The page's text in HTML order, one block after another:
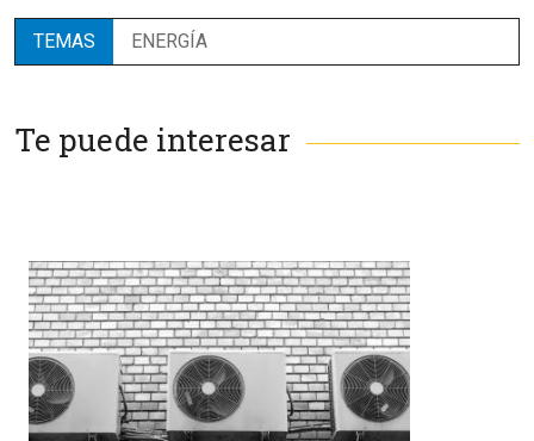
TEMAS ENERGÍA
Te puede interesar